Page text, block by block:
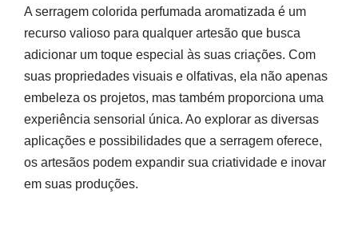
A serragem colorida perfumada aromatizada é um
recurso valioso para qualquer artesão que busca
adicionar um toque especial às suas criações. Com
suas propriedades visuais e olfativas, ela não apenas
embeleza os projetos, mas também proporciona uma
experiência sensorial única. Ao explorar as diversas
aplicações e possibilidades que a serragem oferece,
os artesãos podem expandir sua criatividade e inovar
em suas produções.